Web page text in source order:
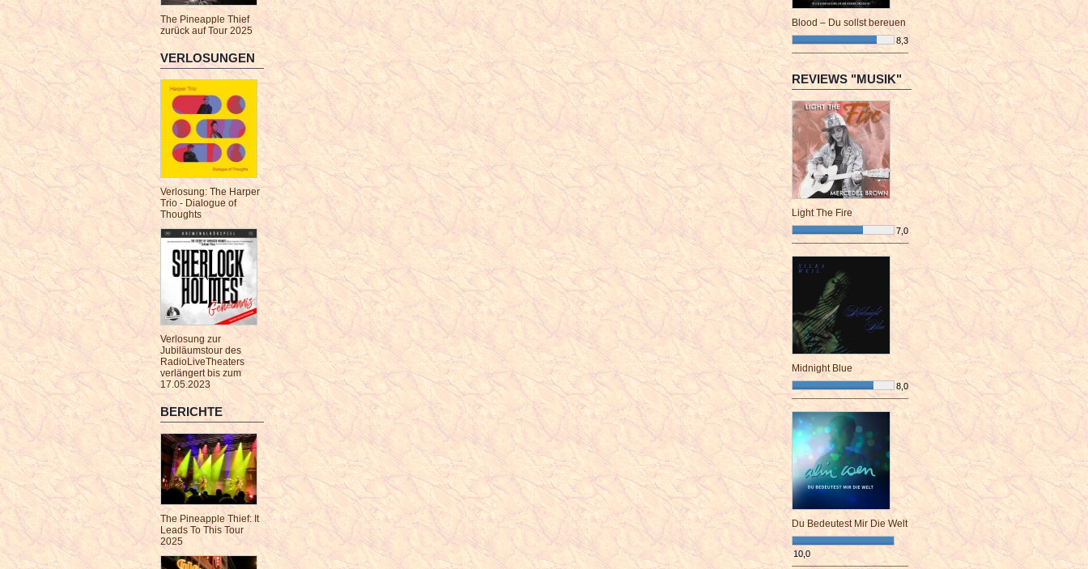
The Pineapple Thief
zurück auf Tour 2025
VERLOSUNGEN
Verlosung: The Harper
Trio - Dialogue of
Thoughts
Verlosung zur
Jubiläumstour des
RadioLiveTheaters
verlängert bis zum
17.05.2023
BERICHTE
The Pineapple Thief: It
Leads To This Tour
2025
Blood – Du sollst bereuen
8,3
¯¯¯¯¯¯¯¯¯¯¯¯¯¯¯¯¯¯¯¯¯¯¯¯
REVIEWS "MUSIK"
Light The Fire
7,0
¯¯¯¯¯¯¯¯¯¯¯¯¯¯¯¯¯¯¯¯¯¯¯¯
Midnight Blue
8,0
¯¯¯¯¯¯¯¯¯¯¯¯¯¯¯¯¯¯¯¯¯¯¯¯
Du Bedeutest Mir Die Welt
10,0